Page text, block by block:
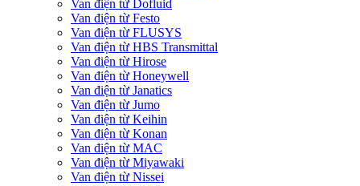
Van điện từ Dofluid
Van điện từ Festo
Van điện từ FLUSYS
Van điện từ HBS Transmittal
Van điện từ Hirose
Van điện từ Honeywell
Van điện từ Janatics
Van điện từ Jumo
Van điện từ Keihin
Van điện từ Konan
Van điện từ MAC
Van điện từ Miyawaki
Van điện từ Nissei